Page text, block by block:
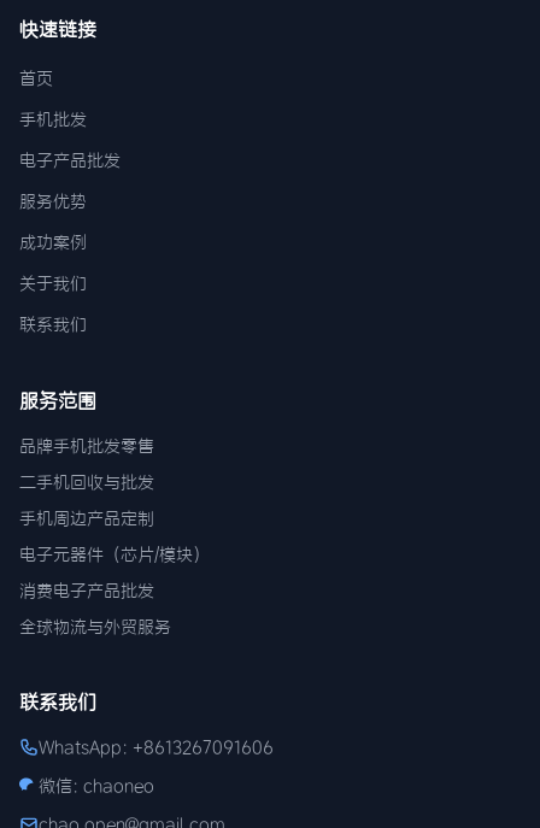
快速链接
首页
手机批发
电子产品批发
服务优势
成功案例
关于我们
联系我们
服务范围
品牌手机批发零售
二手机回收与批发
手机周边产品定制
电子元器件（芯片/模块）
消费电子产品批发
全球物流与外贸服务
联系我们
WhatsApp: +8613267091606
微信: chaoneo